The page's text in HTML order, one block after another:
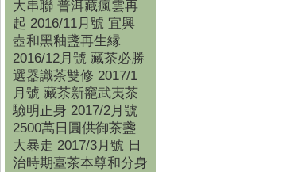
大串聯 普洱藏瘋雲再
起 2016/11月號 宜興
壺和黑釉盞再生縁
2016/12月號 藏茶必勝
選器識茶雙修 2017/1
月號 藏茶新竉武夷茶
驗明正身 2017/2月號
2500萬日圓供御茶盞
大暴走 2017/3月號 日
治時期臺茶本尊和分身